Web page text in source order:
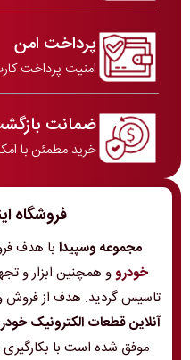
پرداخت امن
امنیت پرداخت
ضمانت
خرید مطمئن با
فروشگاه
مجموعه وسپیدا با هدف
خودرو
تاسیس گردید. هدف از فروش
آنلاین قطعات الکترونیک
موفق شده است با